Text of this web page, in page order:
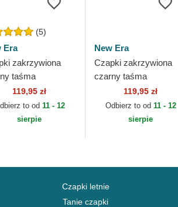
(5)
Era
zakrzywiona
taśma
9FORTY
New York
MLB New Era
119,95 zł
to od 11 - 12
sierpie
New Era
Czapki zakrzywiona
czarny taśma
regulowana 9TWENTY
League Essential New
York Yankees MLB
119,95 zł
Odbierz to od 11 - 12
sierpie
Czapki letnie
Tanie czapki